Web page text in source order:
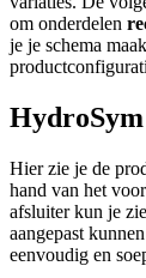
om onderdelen
je je schema
Hier zie je de
hand van het
afsluiter kun je
aangepast
eenvoudig en